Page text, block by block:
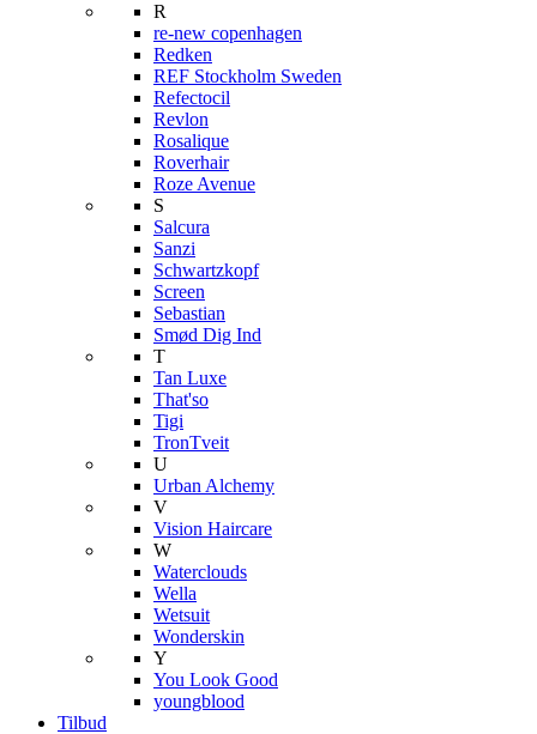
R
re-new copenhagen
Redken
REF Stockholm Sweden
Refectocil
Revlon
Rosalique
Roverhair
Roze Avenue
S
Salcura
Sanzi
Schwartzkopf
Screen
Sebastian
Smød Dig Ind
T
Tan Luxe
That'so
Tigi
TronTveit
U
Urban Alchemy
V
Vision Haircare
W
Waterclouds
Wella
Wetsuit
Wonderskin
Y
You Look Good
youngblood
Tilbud